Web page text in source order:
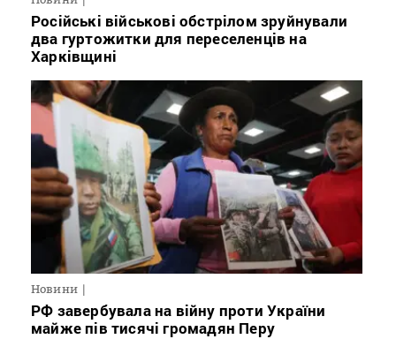
Російські військові обстрілом зруйнували
два гуртожитки для переселенців на
Харківщині
Новини
РФ завербувала на війну проти України
майже пів тисячі громадян Перу